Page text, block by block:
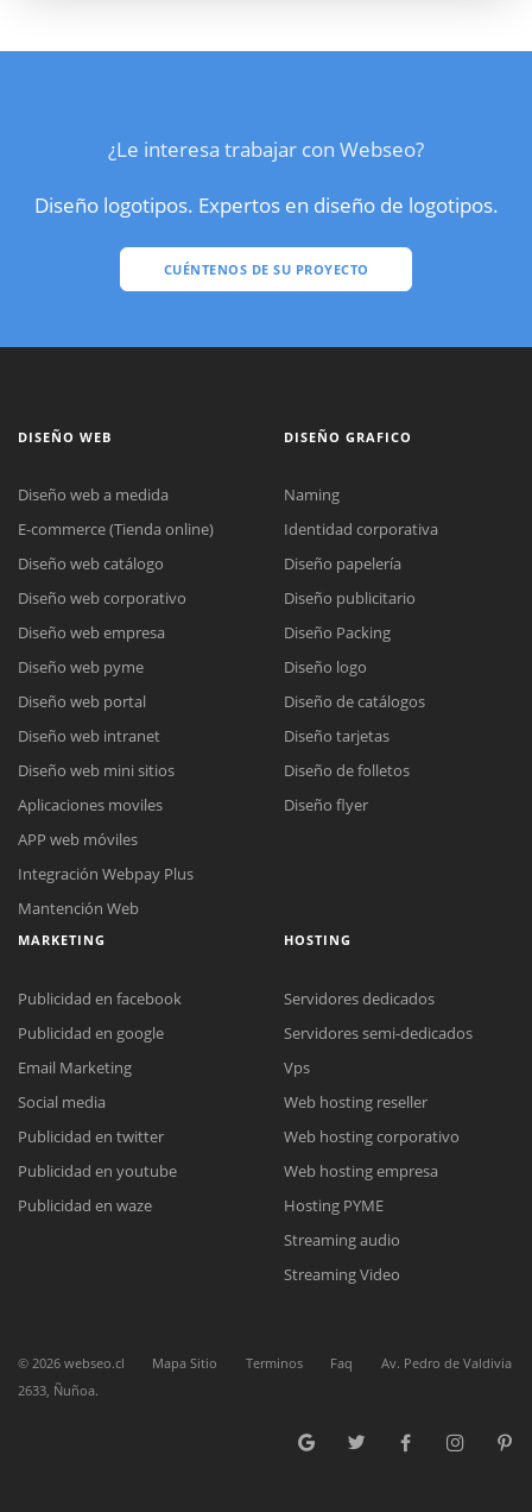
¿Le interesa trabajar con Webseo?
Diseño logotipos. Expertos en diseño de logotipos.
CUÉNTENOS DE SU PROYECTO
Reunión online
Nuestros ejecutivos le enviarán un correo electrónico con el enlace a
Cotización
Complete el formulario y nos contactaremos a la brevedad.
Chat Online
Todos nuestros ejecutivos están fuera de línea. Complete el formulario
para enviarnos un correo electrónico con sus datos personales.
DISEÑO WEB
Diseño web a medida
E-commerce (Tienda online)
Diseño web catálogo
Diseño web corporativo
Diseño web empresa
Diseño web pyme
Diseño web portal
Diseño web intranet
Diseño web mini sitios
Aplicaciones moviles
APP web móviles
Integración Webpay Plus
Mantención Web
DISEÑO GRAFICO
Naming
Identidad corporativa
Diseño papelería
Diseño publicitario
Diseño Packing
Diseño logo
Diseño de catálogos
Diseño tarjetas
Diseño de folletos
Diseño flyer
MARKETING
Publicidad en facebook
Publicidad en google
Email Marketing
Social media
Publicidad en twitter
Publicidad en youtube
Publicidad en waze
HOSTING
Servidores dedicados
Servidores semi-dedicados
Vps
Web hosting reseller
Web hosting corporativo
Web hosting empresa
Hosting PYME
Streaming audio
Streaming Video
© 2026 webseo.cl Mapa Sitio Terminos Faq
Av. Pedro de Valdivia
2633, Ñuñoa.